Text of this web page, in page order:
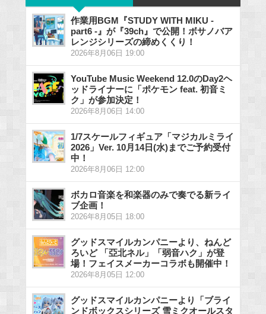
作業用BGM『STUDY WITH MIKU -
part6 -』が『39ch』で公開！ボサノバア
レンジシリーズの締めくくり！
2026年8月06日 19:00
YouTube Music Weekend 12.0のDay2ヘ
ッドライナーに「ポケモン feat. 初音ミ
ク」が参加決定！
2026年8月06日 14:00
1/7スケールフィギュア「マジカルミライ
2026」Ver. 10月14日(水)までご予約受付
中！
2026年8月06日 12:00
ボカロ音楽を和楽器のみで奏でる新ライ
ブ企画！
2026年8月05日 18:00
グッドスマイルカンパニーより、ねんど
ろいど 「亞北ネル」「弱音ハク」が登
場！フェイスメーカーコラボも開催中！
2026年8月05日 12:00
グッドスマイルカンパニーより「ブライ
ンドボックスシリーズ 雪ミクオールスタ